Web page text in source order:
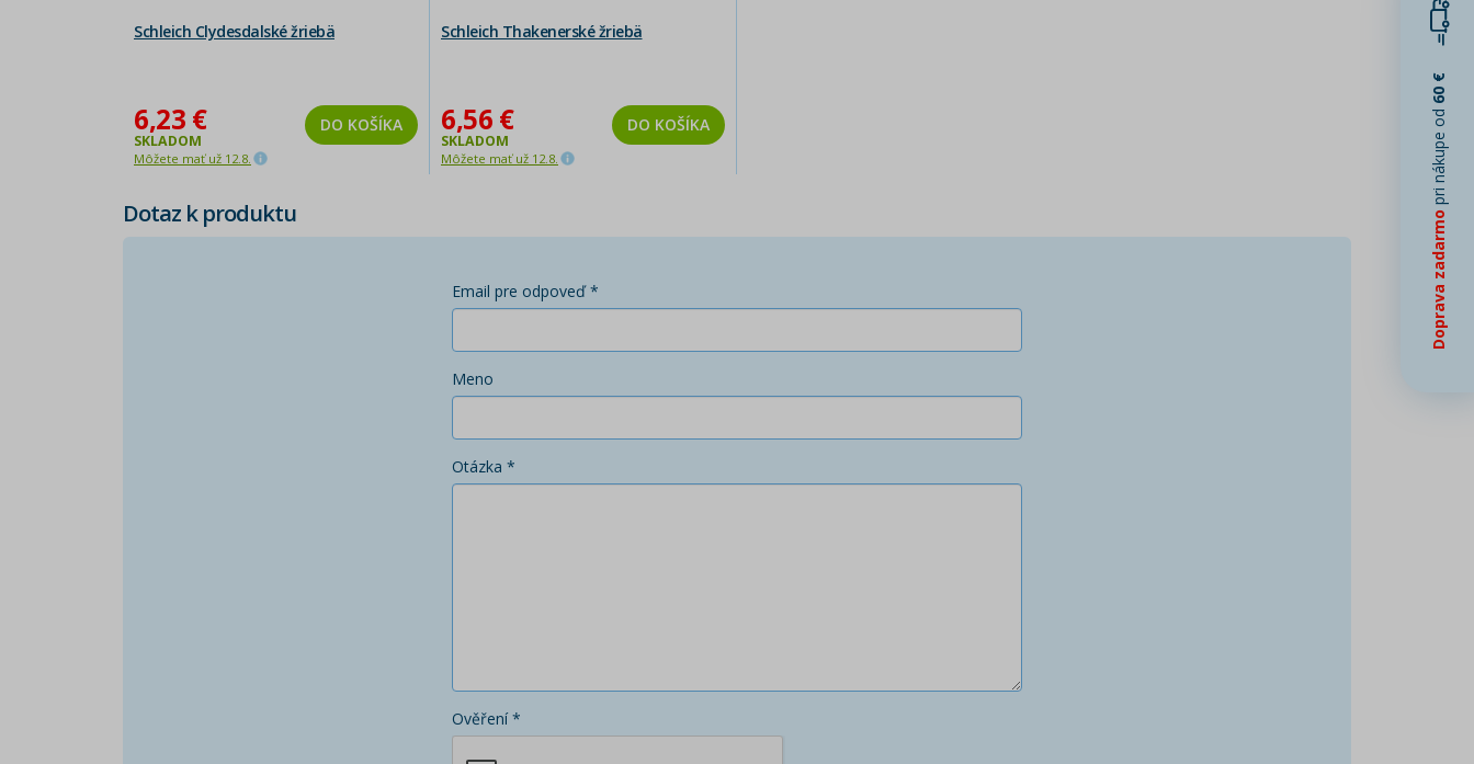
Schleich Clydesdalské žriebä
6,23 €
SKLADOM
Môžete mať už 12.8.
DO KOŠÍKA
Schleich Thakenerské žriebä
6,56 €
SKLADOM
Môžete mať už 12.8.
DO KOŠÍKA
Dotaz k produktu
Email pre odpoveď *
Meno
Otázka *
Ověření *
Doprava zadarmo
pri nákupe od
60 €